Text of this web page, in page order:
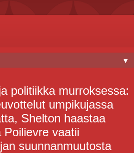
▼
politiikka murroksessa:
umpikujassa
Shelton haastaa
Poilievre vaatii
suunnanmuutosta